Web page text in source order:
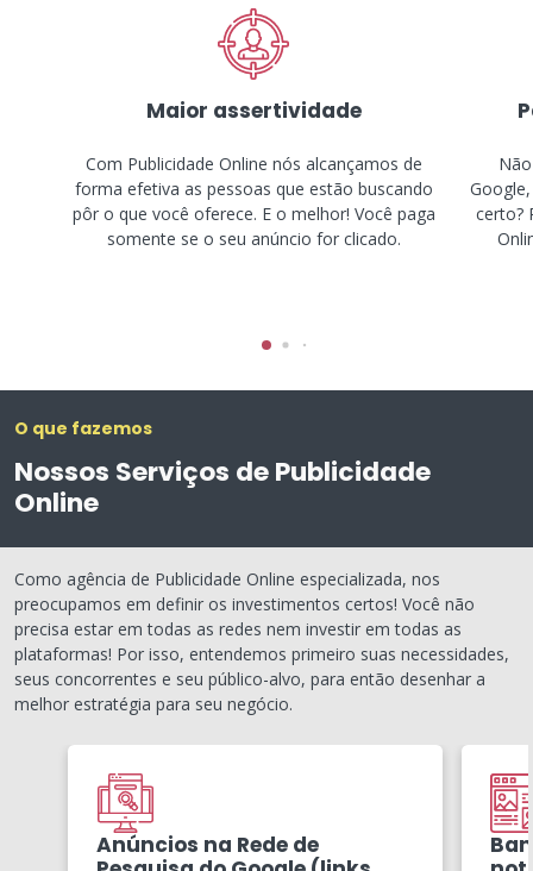
Maior assertividade
Com Publicidade Online nós alcançamos de
forma efetiva as pessoas que estão buscando
pôr o que você oferece. E o melhor! Você paga
somente se o seu anúncio for clicado.
certo?
O que fazemos
Nossos Serviços de Publicidade
Online
Como agência de Publicidade Online especializada, nos
preocupamos em definir os investimentos certos! Você não
precisa estar em todas as redes nem investir em todas as
plataformas! Por isso, entendemos primeiro suas necessidades,
seus concorrentes e seu público-alvo, para então desenhar a
melhor estratégia para seu negócio.
Anúncios na Rede de